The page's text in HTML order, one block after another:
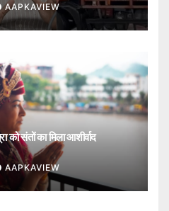
AAPKAVIEW
संतों का मिला आशीर्वाद
AAPKAVIEW